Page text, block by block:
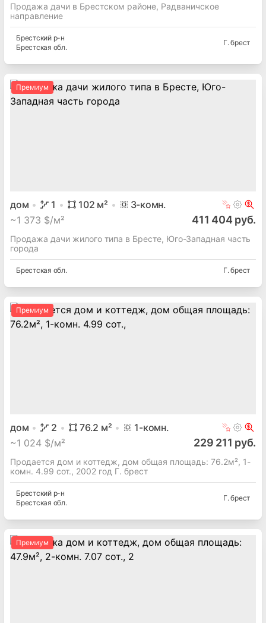
Продажа дачи в Брестском районе, Радваничское
направление
Брестский р-н
Брестская обл.
Г. брест
Премиум
дом 1 102 м² 3-комн.
~1 373 $/м² 411 404 руб.
Продажа дачи жилого типа в Бресте, Юго-Западная часть
города
Брестская обл. Г. брест
Премиум
дом 2 76.2 м² 1-комн.
~1 024 $/м² 229 211 руб.
Продается дом и коттедж, дом общая площадь: 76.2м², 1-
комн. 4.99 сот., 2002 год Г. брест
Брестский р-н
Брестская обл.
Г. брест
Премиум